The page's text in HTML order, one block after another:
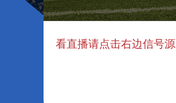
看直播请点击右边信号源